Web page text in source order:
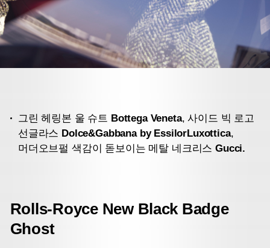
그린 헤링본 울 슈트 Bottega Veneta, 사이드 빅 로고
선글라스 Dolce&Gabbana by EssilorLuxottica,
머더오브펄 색감이 돋보이는 메탈 네크리스Gucci.
Rolls-Royce New Black Badge
Ghost